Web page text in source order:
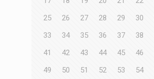
25
26 27 28 29 30
33
34 35 36 37 38
41
42 43 44 45 46
49
50 51 52 53 54